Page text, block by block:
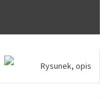
Rysunek, opis